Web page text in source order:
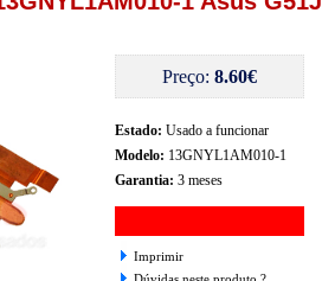
Preço: 8.60€
Estado: Usado a funcionar
Modelo: 13GNYL1AM010-1
Garantia: 3 meses
Imprimir